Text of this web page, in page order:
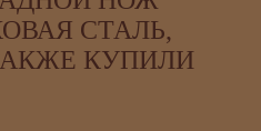
СТАЛЬ,
КУПИЛИ